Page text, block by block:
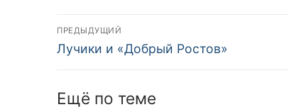
Навигация
по
ПРЕДЫДУЩИЙ
Предыдущая
Лучики и «Добрый Ростов»
Ещё по теме